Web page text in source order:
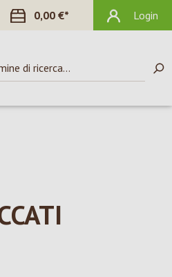
HAI 0 ARTICOLI NELLA LISTA DEI
0,00 €* Login